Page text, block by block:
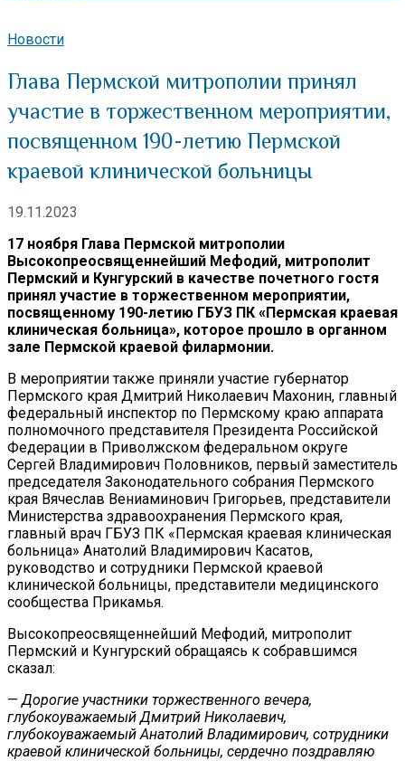
Новости
Глава Пермской митрополии принял
участие в торжественном мероприятии,
посвященном 190-летию Пермской
краевой клинической больницы
19.11.2023
17 ноября Глава Пермской митрополии
Высокопреосвященнейший Мефодий, митрополит
Пермский и Кунгурский в качестве почетного гостя
принял участие в торжественном мероприятии,
посвященному 190-летию ГБУЗ ПК «Пермская краевая
клиническая больница», которое прошло в органном
зале Пермской краевой филармонии.
В мероприятии также приняли участие губернатор
Пермского края Дмитрий Николаевич Махонин, главный
федеральный инспектор по Пермскому краю аппарата
полномочного представителя Президента Российской
Федерации в Приволжском федеральном округе
Сергей Владимирович Половников, первый заместитель
председателя Законодательного собрания Пермского
края Вячеслав Вениаминович Григорьев, представители
Министерства здравоохранения Пермского края,
главный врач ГБУЗ ПК «Пермская краевая клиническая
больница» Анатолий Владимирович Касатов,
руководство и сотрудники Пермской краевой
клинической больницы, представители медицинского
сообщества Прикамья.
Высокопреосвященнейший Мефодий, митрополит
Пермский и Кунгурский обращаясь к собравшимся
сказал:
—Дорогие участники торжественного вечера,
глубокоуважаемый Дмитрий Николаевич,
глубокоуважаемый Анатолий Владимирович, сотрудники
краевой клинической больницы, сердечно поздравляю